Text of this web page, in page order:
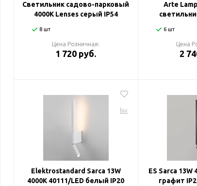
Светильник садово-парковый
4000К Lenses серый IP54
8 шт
Цена Розничная:
1 720 руб.
Arte
6 шт
Цена
2
Elektrostandard Sarca 13W
4000К 40111/LED белый IP20
ES Sarca 13W
графит